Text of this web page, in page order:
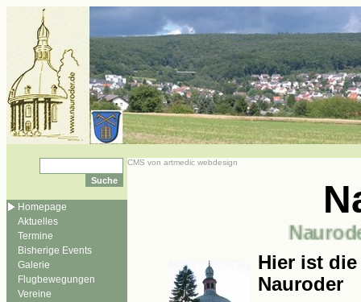
Homepage
Aktuelles
Termine
Bisherige Events
Galerie
Flugbewegungen
Vereine
Hier ist
Nauroder
CMS von artmedic webdesign